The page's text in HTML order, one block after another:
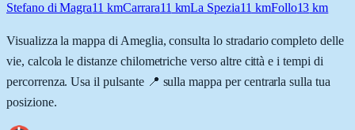
Stefano di Magra11 kmCarrara11 kmLa Spezia11 kmFollo13 km
Visualizza la mappa di Ameglia, consulta lo stradario completo delle
vie, calcola le distanze chilometriche verso altre città e i tempi di
percorrenza. Usa il pulsante 📍 sulla mappa per centrarla sulla tua
posizione.